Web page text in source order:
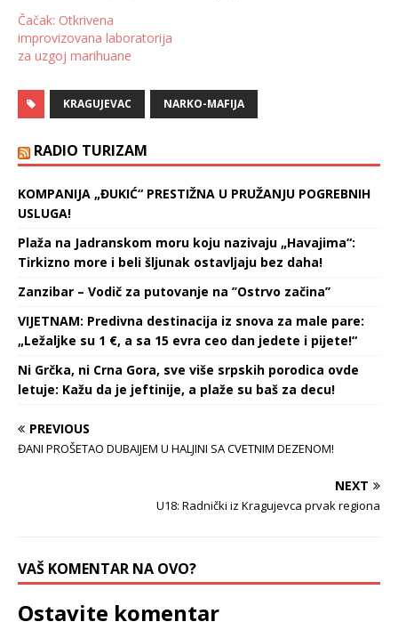
(34) iz okoline Negotina,
zbog postojanja osnova
sumnje da je izvršio
proizvodnja i stavljanje u
promet opojnih droga.
pretresa kuća, u
domaćinstvu koje
osumnjičeni…
je zbog postojanja osnova
sumnje da je izvršio
Čačak: Otkrivena
improvizovana laboratorija
za uzgoj marihuane
KRAGUJEVAC NARKO-MAFIJA
RADIO TURIZAM
KOMPANIJA „ĐUKIĆ“ PRESTIŽNA U PRUŽANJU POGREBNIH
USLUGA!
Plaža na Jadranskom moru koju nazivaju „Havajima“:
Tirkizno more i beli šljunak ostavljaju bez daha!
Zanzibar – Vodič za putovanje na ’’Ostrvo začina’’
VIJETNAM: Predivna destinacija iz snova za male pare:
„Ležaljke su 1 €, a sa 15 evra ceo dan jedete i pijete!“
Ni Grčka, ni Crna Gora, sve više srpskih porodica ovde
letuje: Kažu da je jeftinije, a plaže su baš za decu!
PREVIOUS
ĐANI PROŠETAO DUBAIJEM U HALJINI SA CVETNIM DEZENOM!
NEXT
U18: Radnički iz Kragujevca prvak regiona
VAŠ KOMENTAR NA OVO?
Ostavite komentar